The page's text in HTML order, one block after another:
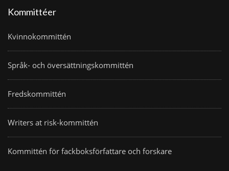
Kommittéer
Kvinnokommittén
Språk- och översättningskommittén
Fredskommittén
Writers at risk-kommittén
Kommittén för fackboksförfattare och forskare